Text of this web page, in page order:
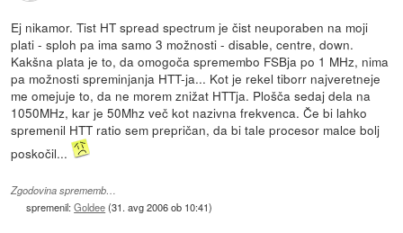
Ej nikamor. Tist HT spread spectrum je čist neuporaben na moji
plati - sploh pa ima samo 3 možnosti - disable, centre, down.
Kakšna plata je to, da omogoča spremembo FSBja po 1 MHz, nima
pa možnosti spreminjanja HTT-ja... Kot je rekel tiborr najveretneje
me omejuje to, da ne morem znižat HTTja. Plošča sedaj dela na
1050MHz, kar je 50Mhz več kot nazivna frekvenca. Če bi lahko
spremenil HTT ratio sem prepričan, da bi tale procesor malce bolj
poskočil...
Zgodovina sprememb…
spremenil:Goldee(31. avg 2006 ob 10:41)